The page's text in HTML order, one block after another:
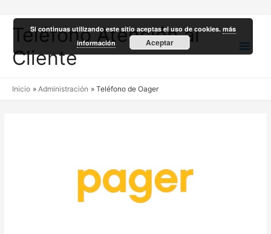
Teléfono Atención al
Cliente
Inicio Administración Teléfono de Oager
Si continuas utilizando este sitio aceptas el uso de cookies.más
información
Aceptar